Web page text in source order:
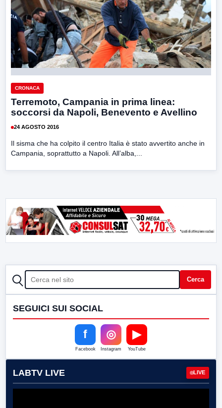
CRONACA
Terremoto, Campania in prima linea:
soccorsi da Napoli, Benevento e Avellino
24 AGOSTO 2016
Il sisma che ha colpito il centro Italia è stato avvertito anche in
Campania, soprattutto a Napoli. All’alba,...
CERCA Cerca
SEGUICI SUI SOCIAL
f
Facebook
◎
Instagram
▶
YouTube
LABTV LIVE LIVE